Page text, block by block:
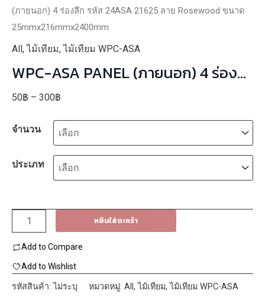
(ภายนอก) 4 ร่องลึก รหัส 24ASA 21625 ลาย Rosewood ขนาด
25mmx216mmx2400mm
All,ไม้เทียม,ไม้เทียม WPC-ASA
WPC-ASA PANEL (ภายนอก) 4 ร่อง
ลึก รหัส 24ASA 21625 ลาย Rosewood
ขนาด 25mmx216mmx2400mm
50฿ – 300฿
50฿
through
300฿
จำนวน
ประเภท
จำนวน
WPC-
ASA
PANEL
(ภายนอก)
หยิบใส่ตะกร้า
Add to Compare
Add to Wishlist
รหัสสินค้า:ไม่ระบุ หมวดหมู่: All ,ไม้เทียม,ไม้เทียม WPC-ASA